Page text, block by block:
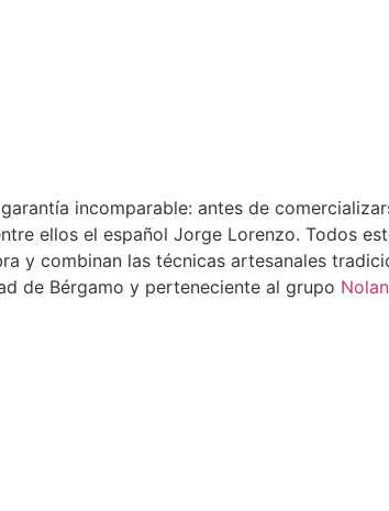
incomparable: antes de
ellos el español Jorge Lorenzo. Todos
y combinan las técnicas artesanales
de Bérgamo y perteneciente al grupo Nolan